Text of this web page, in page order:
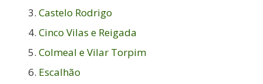
Castelo Rodrigo
Cinco Vilas e Reigada
Colmeal e Vilar Torpim
Escalhão